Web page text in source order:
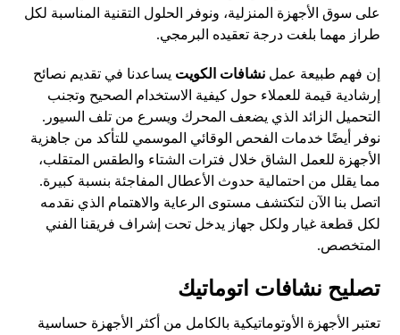
على سوق الأجهزة المنزلية، ونوفر الحلول التقنية المناسبة لكل
طراز مهما بلغت درجة تعقيده البرمجي.
إن فهم طبيعة عملنشافات الكويت يساعدنا في تقديم نصائح
إرشادية قيمة للعملاء حول كيفية الاستخدام الصحيح وتجنب
التحميل الزائد الذي يضعف المحرك ويسرع من تلف السيور.
نوفر أيضًا خدمات الفحص الوقائي الموسمي للتأكد من جاهزية
الأجهزة للعمل الشاق خلال فترات الشتاء والطقس المتقلب،
مما يقلل من احتمالية حدوث الأعطال المفاجئة بنسبة كبيرة.
اتصل بنا الآن لتكتشف مستوى الرعاية والاهتمام الذي نقدمه
لكل قطعة غيار ولكل جهاز يدخل تحت إشراف فريقنا الفني
المتخصص.
تصليح نشافات اتوماتيك
تعتبر الأجهزة الأوتوماتيكية بالكامل من أكثر الأجهزة حساسية